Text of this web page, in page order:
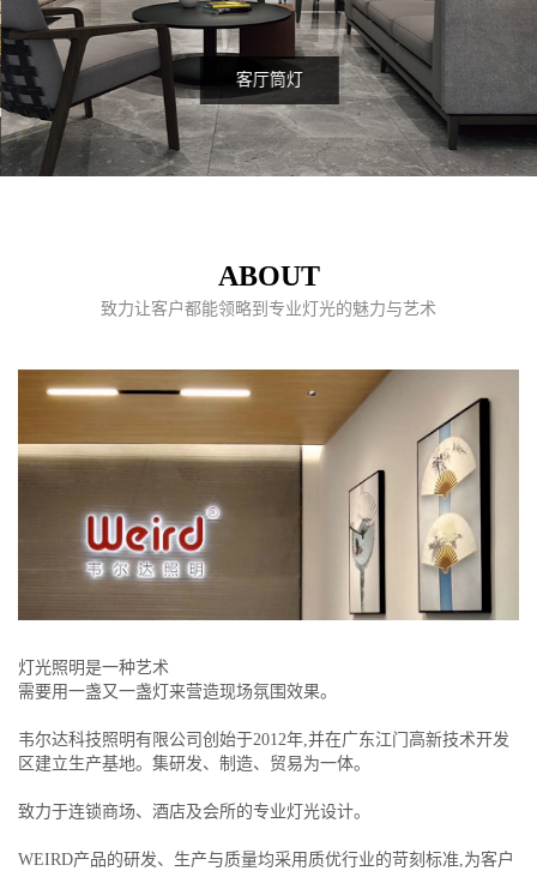
客厅筒灯
ABOUT
致力让客户都能领略到专业灯光的魅力与艺术
灯光照明是一种艺术
需要用一盏又一盏灯来营造现场氛围效果。
韦尔达科技照明有限公司创始于2012年,并在广东江门高新技术开发
区建立生产基地。集研发、制造、贸易为一体。
致力于连锁商场、酒店及会所的专业灯光设计。
WEIRD产品的研发、生产与质量均采用质优行业的苛刻标准,为客户